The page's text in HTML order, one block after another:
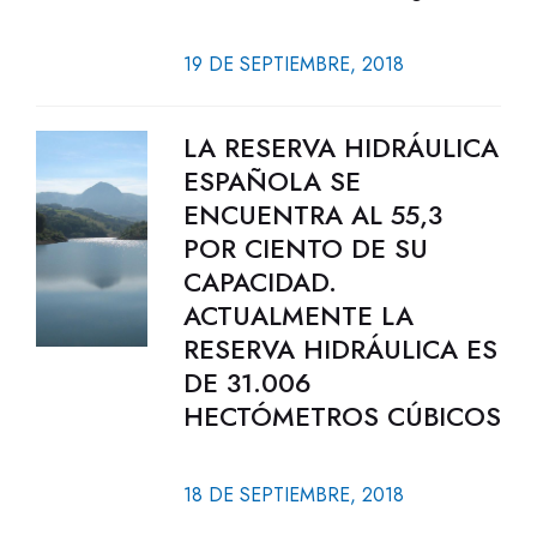
19 DE SEPTIEMBRE, 2018
LA RESERVA HIDRÁULICA
ESPAÑOLA SE
ENCUENTRA AL 55,3
POR CIENTO DE SU
CAPACIDAD.
ACTUALMENTE LA
RESERVA HIDRÁULICA ES
DE 31.006
HECTÓMETROS CÚBICOS
18 DE SEPTIEMBRE, 2018